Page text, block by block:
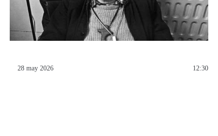
28 may 2026 12:30